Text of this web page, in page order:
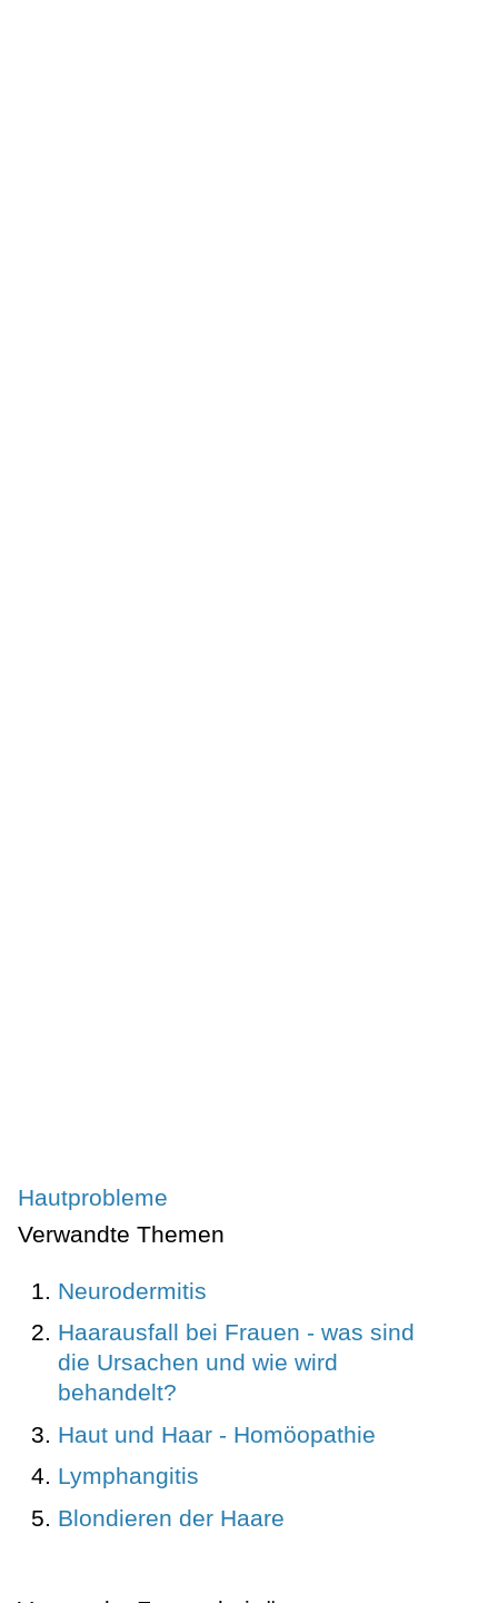
Hautprobleme
Verwandte Themen
Neurodermitis
Haarausfall bei Frauen - was sind
die Ursachen und wie wird
behandelt?
Haut und Haar - Homöopathie
Lymphangitis
Blondieren der Haare